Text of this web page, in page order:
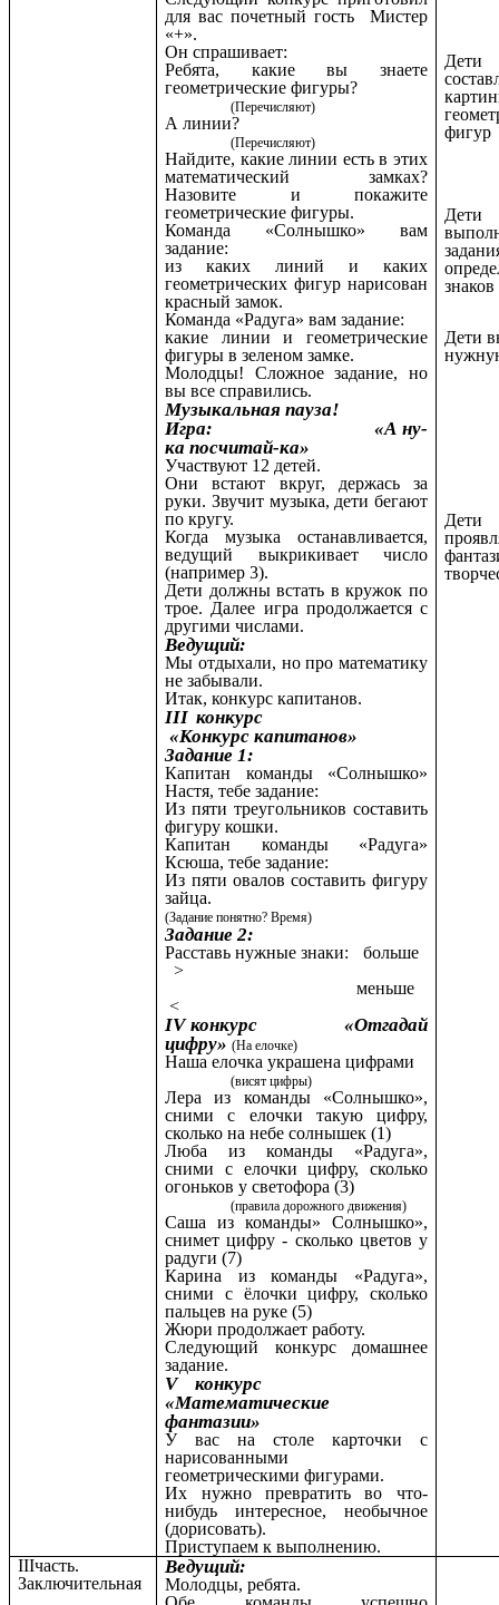
для вас почетный гость Мистер
«+».
Он спрашивает:
Ребята, какие вы знаете
геометрические фигуры?
(Перечисляют)
А линии?
(Перечисляют)
Найдите, какие линии есть в этих
математический замках?
Назовите и покажите
геометрические фигуры.
Команда «Солнышко» вам
задание:
из каких линий и каких
геометрических фигур нарисован
красный замок.
Команда «Радуга» вам задание:
какие линии и геометрические
фигуры в зеленом замке.
Молодцы! Сложное задание, но
вы все справились.
Музыкальная пауза!
Игра: «А ну-
ка посчитай-ка»
Участвуют 12 детей.
Они встают вкруг, держась за
руки. Звучит музыка, дети бегают
по кругу.
Когда музыка останавливается,
ведущий выкрикивает число
(например 3).
Дети должны встать в кружок по
трое. Далее игра продолжается с
другими числами.
Ведущий:
Мы отдыхали, но про математику
не забывали.
Итак, конкурс капитанов.
III конкурс
«Конкурс капитанов»
Задание 1:
Капитан команды «Солнышко»
Настя, тебе задание:
Из пяти треугольников составить
фигуру кошки.
Капитан команды «Радуга»
Ксюша, тебе задание:
Из пяти овалов составить фигуру
зайца.
(Задание понятно? Время)
Задание 2:
Расставь нужные знаки: больше
>
меньше
<
IV конкурс «Отгадай
цифру» (На елочке)
Наша елочка украшена цифрами
(висят цифры)
Лера из команды «Солнышко»,
сними с елочки такую цифру,
сколько на небе солнышек (1)
Люба из команды «Радуга»,
сними с елочки цифру, сколько
огоньков у светофора (3)
(правила дорожного движения)
Саша из команды» Солнышко»,
снимет цифру - сколько цветов у
радуги (7)
Карина из команды «Радуга»,
сними с ёлочки цифру, сколько
пальцев на руке (5)
Жюри продолжает работу.
Следующий конкурс домашнее
задание.
V конкурс
«Математические
фантазии»
У вас на столе карточки с
нарисованными
геометрическими фигурами.
Их нужно превратить во что-
нибудь интересное, необычное
(дорисовать).
Приступаем к выполнению.
Дети
фигур
Дети
знаков
Дети
Дети
IIIчасть.
Заключительная
Ведущий:
Молодцы, ребята.